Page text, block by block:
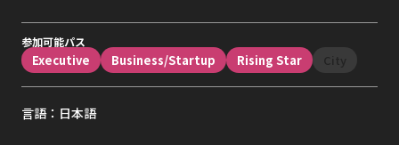
参加可能パス
Executive Business/Startup Rising Star City
言語：日本語